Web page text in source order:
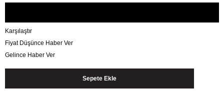
Karşılaştır
Fiyat Düşünce Haber Ver
Gelince Haber Ver